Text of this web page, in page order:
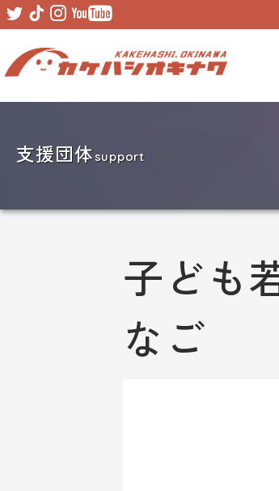
Skip
to
primary
navigation
Skip
to
main
content
支援団体support
子ども
なご